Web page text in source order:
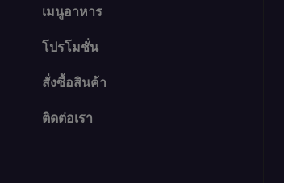
เมนูอาหาร
โปรโมชั่น
สั่งซื้อสินค้า
ติดต่อเรา